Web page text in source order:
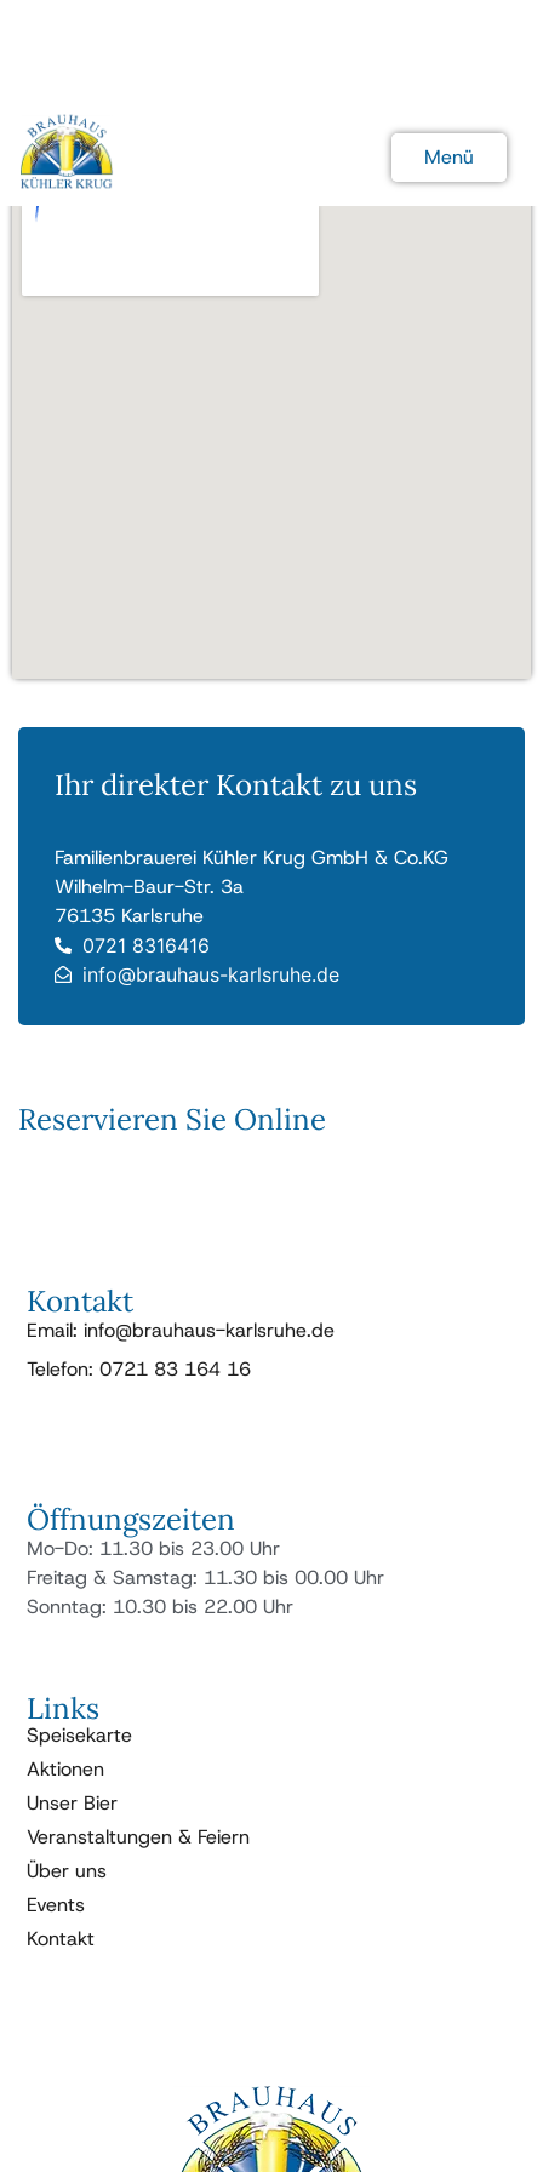
Menü
Schließen
Ihr direkter Kontakt zu uns
Familienbrauerei Kühler Krug GmbH & Co.KG
Wilhelm-Baur-Str. 3a
76135 Karlsruhe
0721 8316416
info@brauhaus-karlsruhe.de
Reservieren Sie Online
Öffnungszeiten
Mo-Do: 11.30 bis 23.00 Uhr
Freitag & Samstag: 11.30 bis 00.00 Uhr
Sonntag: 10.30 bis 22.00 Uhr
Kontakt
Email: info@brauhaus-karlsruhe.de
Telefon: 0721 83 164 16
Links
Speisekarte
Aktionen
Unser Bier
Veranstaltungen & Feiern
Über uns
Events
Kontakt